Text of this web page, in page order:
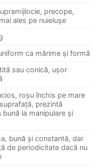
precope,
ales pe nuielușe
ca mărime și formă
sau conică, ușor
roșu închis pe mare
prezintă
bună la manipulare și
bună și constantă, dar
de periodicitate dacă nu